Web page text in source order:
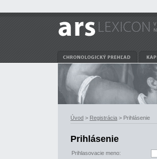
Úvod > Registrácia > Prihlásenie
Prihlásenie
Prihlasovacie meno: